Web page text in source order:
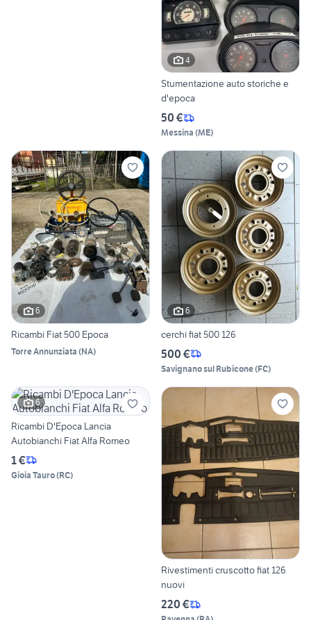
4
Stumentazione auto storiche e
d'epoca
50 €
Messina (ME)
6
Ricambi Fiat 500 Epoca
Torre Annunziata (NA)
6
cerchi fiat 500 126
500 €
Savignano sul Rubicone(FC)
6
Ricambi D'Epoca Lancia
Autobianchi Fiat Alfa Romeo
1 €
Gioia Tauro(RC)
Rivestimenti cruscotto fiat 126
nuovi
220 €